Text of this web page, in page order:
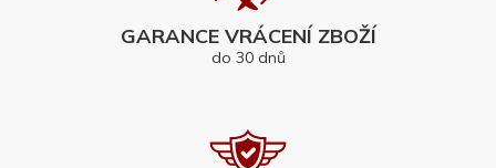
GARANCE VRÁCENÍ ZBOŽÍ
do 30 dnů